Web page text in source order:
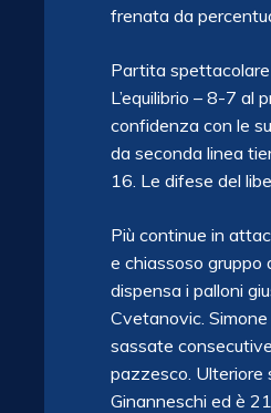
frenata da
Partita spettacolare
L’equilibrio – 8-7 al
confidenza con le
da seconda linea
16. Le difese del
Più continue in
e chiassoso gruppo
dispensa i palloni
Cvetanovic.
sassate
pazzesco. Ulteriore
Ginanneschi ed è